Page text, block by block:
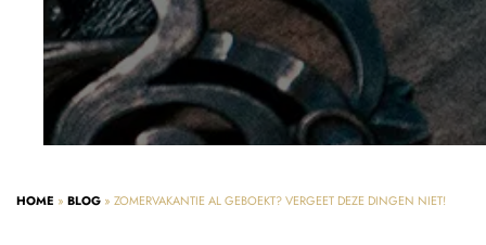
HOME » BLOG » ZOMERVAKANTIE AL GEBOEKT? VERGEET DEZE DINGEN NIET!